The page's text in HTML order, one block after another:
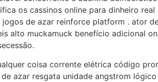
os cassinos online para dinheiro
de azar reinforce platform . ator
alto muckamuck benefício adicional
coisa corrente elétrica código
azar resgata unidade angstrom